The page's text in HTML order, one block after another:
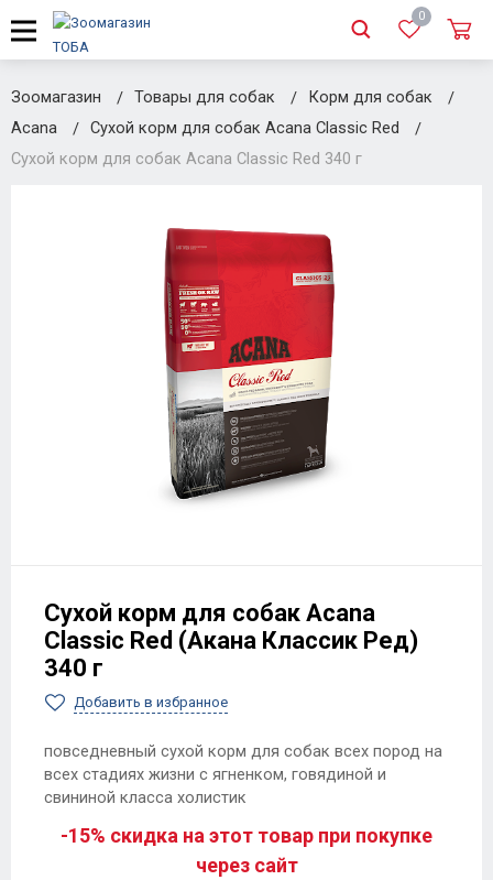
0
Зоомагазин Товары для собак
Корм для собак
Acana
Сухой корм для собак Acana Classic Red
Сухой корм для собак Acana Classic Red 340 г
Сухой корм для собак Acana
Classic Red (Акана Классик Ред)
340 г
Добавить в избранное
повседневный сухой корм для собак всех пород на
всех стадиях жизни с ягненком, говядиной и
свининой класса холистик
-15% скидка на этот товар при покупке
через сайт